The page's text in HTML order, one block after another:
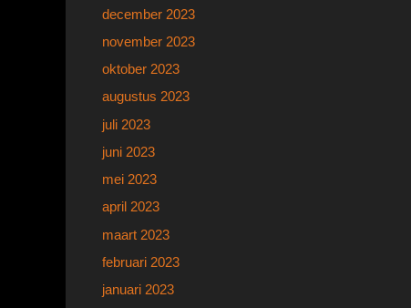
december 2023
november 2023
oktober 2023
augustus 2023
juli 2023
juni 2023
mei 2023
april 2023
maart 2023
februari 2023
januari 2023